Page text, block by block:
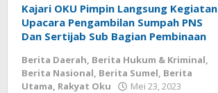
Kajari OKU Pimpin Langsung Kegiatan
Upacara Pengambilan Sumpah PNS
Dan Sertijab Sub Bagian Pembinaan
Berita Daerah, Berita Hukum & Kriminal,
Berita Nasional, Berita Sumel, Berita
Utama, Rakyat Oku Mei 23, 2023